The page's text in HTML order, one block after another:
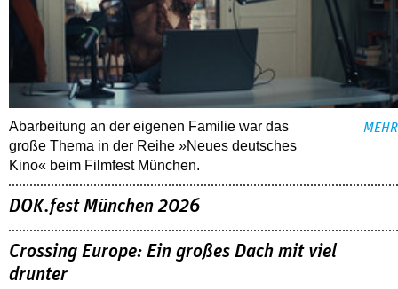
Abarbeitung an der eigenen Familie war das
große Thema in der Reihe »Neues deutsches
Kino« beim Filmfest München.
MEHR
DOK.fest München 2026
Crossing Europe: Ein großes Dach mit viel
drunter